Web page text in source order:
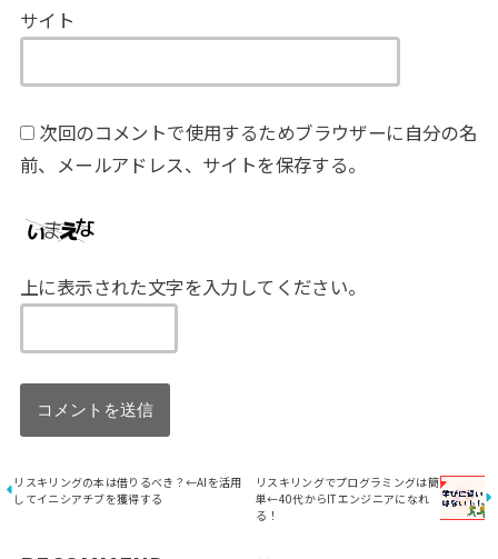
サイト
次回のコメントで使用するためブラウザーに自分の名
前、メールアドレス、サイトを保存する。
上に表示された文字を入力してください。
リスキリングの本は借りるべき？←AIを活用
してイニシアチブを獲得する
リスキリングでプログラミングは簡
単←40代からITエンジニアになれ
る！